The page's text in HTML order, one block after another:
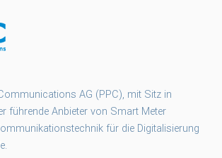
AG (PPC), mit Sitz in
führende Anbieter von Smart Meter
für die Digitalisierung